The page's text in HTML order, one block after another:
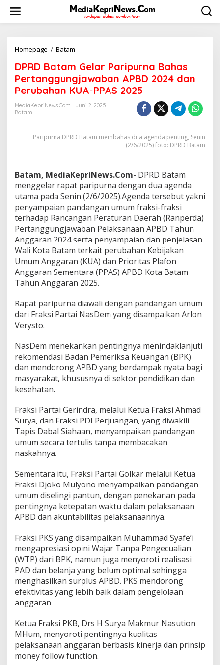
w
Homepage / Batam
R
D
B
a
e
P
a
r
i
p
u
r
a
B
a
h
a
s
e
r
g
g
u
n
w
a
b
a
n
B
D
2
0
2
4
a
n
P
e
r
u
b
n
K
U
A
-
DPRD Batam Gelar Paripurna Bahas
Pertanggungjawaban APBD 2024 dan
Perubahan KUA-PPAS 2025
MediaKepriNews.com
Juni 2, 2025
Batam
Paripurna DPRD Batam membahas dua agenda penting, Senin
(2/6/2025) foto: DPRD Batam
Batam, MediaKepriNews.Com- DPRD Batam
menggelar rapat paripurna dengan dua agenda
utama pada Senin (2/6/2025).Agenda tersebut yakni
penyampaian pandangan umum fraksi-fraksi
terhadap Rancangan Peraturan Daerah (Ranperda)
Pertanggungjawaban Pelaksanaan APBD Tahun
Anggaran 2024 serta penyampaian dan penjelasan
Wali Kota Batam terkait perubahan Kebijakan
Umum Anggaran (KUA) dan Prioritas Plafon
Anggaran Sementara (PPAS) APBD Kota Batam
Tahun Anggaran 2025.
Rapat paripurna diawali dengan pandangan umum
dari Fraksi Partai NasDem yang disampaikan Arlon
Verysto.
NasDem menekankan pentingnya menindaklanjuti
rekomendasi Badan Pemeriksa Keuangan (BPK)
dan mendorong APBD yang berdampak nyata bagi
masyarakat, khususnya di sektor pendidikan dan
kesehatan.
Fraksi Partai Gerindra, melalui Ketua Fraksi Ahmad
Surya, dan Fraksi PDI Perjuangan, yang diwakili
Tapis Dabal Siahaan, menyampaikan pandangan
umum secara tertulis tanpa membacakan
naskahnya.
Sementara itu, Fraksi Partai Golkar melalui Ketua
Fraksi Djoko Mulyono menyampaikan pandangan
umum diselingi pantun, dengan penekanan pada
pentingnya ketepatan waktu dalam pelaksanaan
APBD dan akuntabilitas pelaksanaannya.
Fraksi PKS yang disampaikan Muhammad Syafe’i
mengapresiasi opini Wajar Tanpa Pengecualian
(WTP) dari BPK, namun juga menyoroti realisasi
PAD dan belanja yang belum optimal sehingga
menghasilkan surplus APBD. PKS mendorong
efektivitas yang lebih baik dalam pengelolaan
anggaran.
Ketua Fraksi PKB, Drs H Surya Makmur Nasution
MHum, menyoroti pentingnya kualitas
pelaksanaan anggaran berbasis kinerja dan prinsip
money follow function.